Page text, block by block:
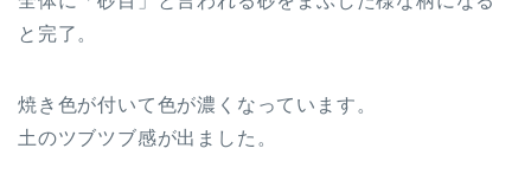
と完了。
焼き色が付いて色が濃くなっています。
土のツブツブ感が出ました。